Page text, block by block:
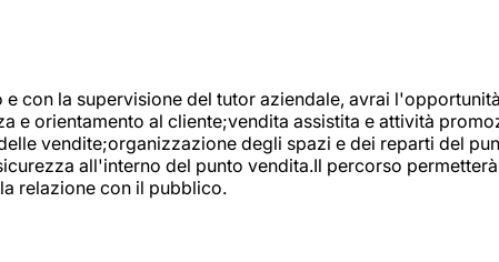
con la supervisione del tutor aziendale, avrai
orientamento al cliente;vendita assistita e attività
vendite;organizzazione degli spazi e dei reparti del
all'interno del punto vendita.Il percorso
relazione con il pubblico.